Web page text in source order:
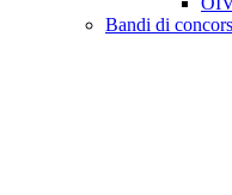
Bandi di